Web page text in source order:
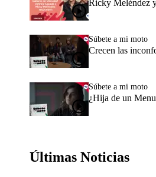
Ricky Meléndez
Súbete a mi moto
Crecen las
Súbete a mi moto
¿Hija de un
Últimas Noticias